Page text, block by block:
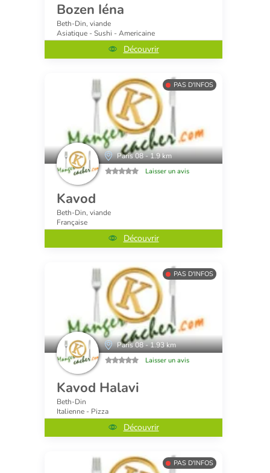
Bozen Iéna
Beth-Din, viande
Asiatique - Sushi - Americaine
Découvrir
PAS D'INFOS
Paris 08 - 1.9 km
Laisser un avis
Kavod
Beth-Din, viande
Française
Découvrir
PAS D'INFOS
Paris 08 - 1.93 km
Laisser un avis
Kavod Halavi
Beth-Din
Italienne - Pizza
Découvrir
PAS D'INFOS